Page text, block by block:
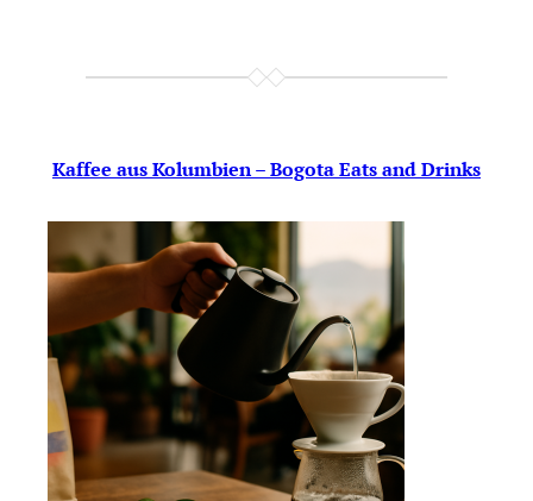
Kaffee aus Kolumbien – Bogota Eats and Drinks